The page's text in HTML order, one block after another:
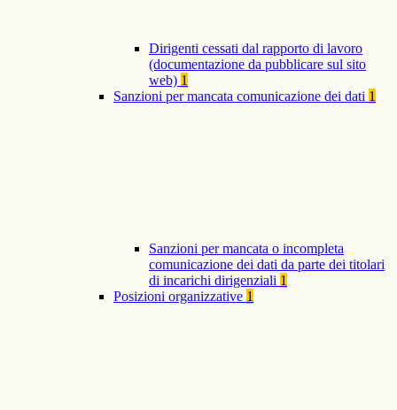
Dirigenti cessati dal rapporto di lavoro
(documentazione da pubblicare sul sito
web) 1
Sanzioni per mancata comunicazione dei dati 1
Sanzioni per mancata o incompleta
comunicazione dei dati da parte dei titolari
di incarichi dirigenziali 1
Posizioni organizzative 1